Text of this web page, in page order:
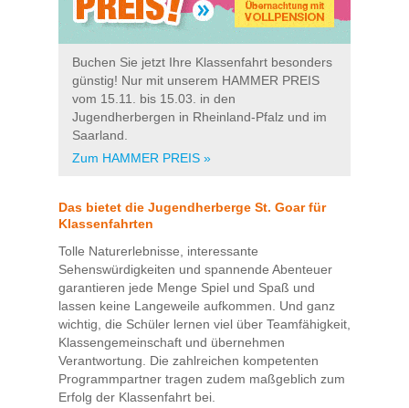
Buchen Sie jetzt Ihre Klassenfahrt besonders
günstig! Nur mit unserem HAMMER PREIS
vom 15.11. bis 15.03. in den
Jugendherbergen in Rheinland-Pfalz und im
Saarland.
Zum HAMMER PREIS »
Das bietet die Jugendherberge St. Goar für
Klassenfahrten
Tolle Naturerlebnisse, interessante
Sehenswürdigkeiten und spannende Abenteuer
garantieren jede Menge Spiel und Spaß und
lassen keine Langeweile aufkommen. Und ganz
wichtig, die Schüler lernen viel über Teamfähigkeit,
Klassengemeinschaft und übernehmen
Verantwortung. Die zahlreichen kompetenten
Programmpartner tragen zudem maßgeblich zum
Erfolg der Klassenfahrt bei.